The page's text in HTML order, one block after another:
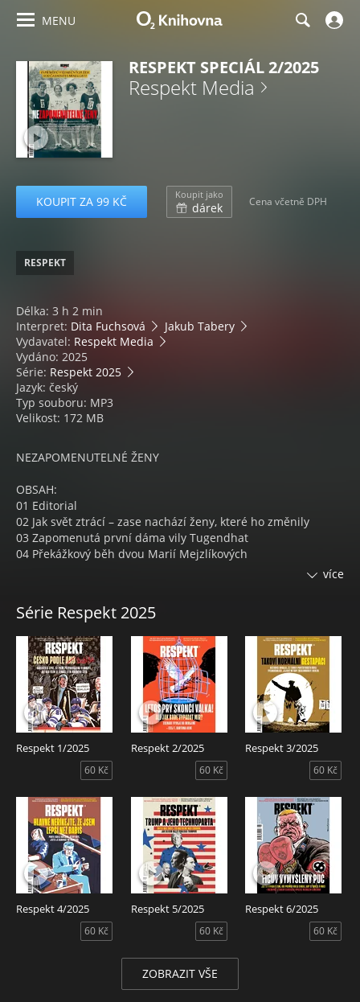
MENU
RESPEKT SPECIÁL 2/2025
Respekt Media
KOUPIT ZA 99 KČ Koupit jako
dárek Cena včetně DPH
RESPEKT
Délka: 3 h 2 min
Interpret: Dita Fuchsová
Jakub Tabery
Vydavatel: Respekt Media
Vydáno: 2025
Série: Respekt 2025
Jazyk: český
Typ souboru: MP3
Velikost: 172 MB
NEZAPOMENUTELNÉ ŽENY
OBSAH:
01 Editorial
02 Jak svět ztrácí – zase nachází ženy, které ho změnily
03 Zapomenutá první dáma vily Tugendhat
04 Překážkový běh dvou Marií Mejzlíkových
08 Osudy dobré žurnalistky
09 Svobodná jsem se cítila jen na maškarních plesech
10 Jednou si koupím kostel a dám do něj pivní tanky
11 Ráda držím ryby v ruce a obdivuju evoluci
12 Traumata hornické historie se prosmrděla do současnosti
13 Bez rtěnky a škrtidla to nejde
Nahráno ve společnosti 5Guests.
Respekt Speciál 2/2025 – Audiotéka ve spolupráci s českým
týdeníkem Respekt představuje Respekt Speciál v
audioverzi. Čtou Dita Fuchsová a Jakub Tabery.
více
Série Respekt 2025
Respekt 1/2025
60 Kč
Respekt 2/2025
60 Kč
Respekt 3/2025
60 Kč
Respekt 4/2025
60 Kč
Respekt 5/2025
60 Kč
Respekt 6/2025
60 Kč
ZOBRAZIT VŠE